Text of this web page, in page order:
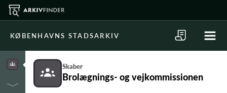
KØBENHAVNS STADSARKIV
Skaber
Brolægnings- og vejkommissionen